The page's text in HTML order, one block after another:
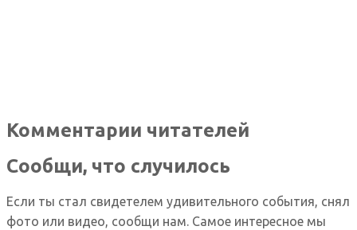
Комментарии читателей
Сообщи, что случилось
Если ты стал свидетелем удивительного события, снял
фото или видео, сообщи нам. Самое интересное мы